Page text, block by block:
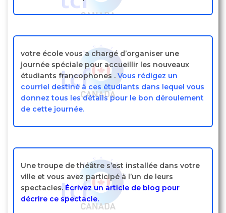
votre école vous a chargé d’organiser une
journée spéciale pour accueillir les nouveaux
étudiants francophones . Vous rédigez un
courriel destiné à ces étudiants dans lequel vous
donnez tous les détails pour le bon déroulement
de cette journée.
Une troupe de théâtre s’est installée dans votre
ville et vous avez participé à l’un de leurs
spectacles. Écrivez un article de blog pour
décrire ce spectacle.